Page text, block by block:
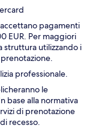
pagamenti
EUR. Per maggiori
struttura utilizzando i
professionale.
le
base alla normativa
di prenotazione
recesso.